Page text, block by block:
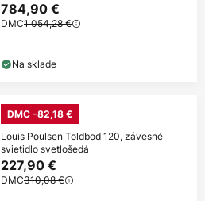
784,90 €
DMC1 054,28 €
Na sklade
DMC -82,18 €
Louis Poulsen Toldbod 120, závesné
svietidlo svetlošedá
227,90 €
DMC310,08 €